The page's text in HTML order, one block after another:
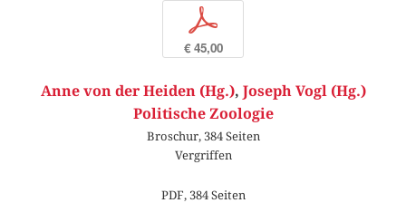
p
€ 45,00
Anne von der Heiden (Hg.), Joseph Vogl (Hg.)
Politische Zoologie
Broschur, 384 Seiten
Vergriffen
PDF, 384 Seiten